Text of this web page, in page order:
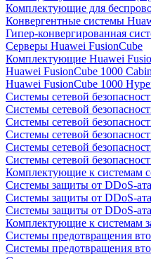
Комплектующие для
Конвергентные системы
Гипер-конвергированная
Серверы Huawei FusionCube
Комплектующие Huawei
Huawei FusionCube 1000
Huawei FusionCube 1000
Системы сетевой
Системы сетевой
Системы сетевой
Системы сетевой
Системы сетевой
Системы сетевой
Комплектующие к системам
Системы защиты от DDoS-
Системы защиты от DDoS-
Системы защиты от DDoS-
Комплектующие к системам
Системы предотвращения
Системы предотвращения